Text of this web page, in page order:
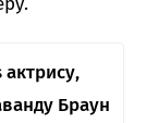
актрису,
Браун